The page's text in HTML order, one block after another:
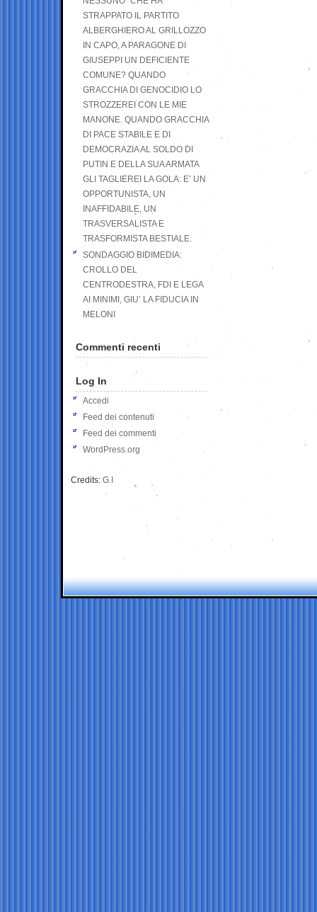
STRAPPATO IL PARTITO
ALBERGHIERO AL GRILLOZZO
IN CAPO, A PARAGONE DI
GIUSEPPI UN DEFICIENTE
COMUNE? QUANDO
GRACCHIA DI GENOCIDIO LO
STROZZEREI CON LE MIE
MANONE. QUANDO GRACCHIA
DI PACE STABILE E DI
DEMOCRAZIA AL SOLDO DI
PUTIN E DELLA SUA ARMATA
GLI TAGLIEREI LA GOLA: E’ UN
OPPORTUNISTA, UN
INAFFIDABILE, UN
TRASVERSALISTA E
TRASFORMISTA BESTIALE.
SONDAGGIO BIDIMEDIA:
CROLLO DEL
CENTRODESTRA, FDI E LEGA
AI MINIMI, GIU’ LA FIDUCIA IN
MELONI
Commenti recenti
Log In
Accedi
Feed dei contenuti
Feed dei commenti
WordPress.org
Credits: G.I